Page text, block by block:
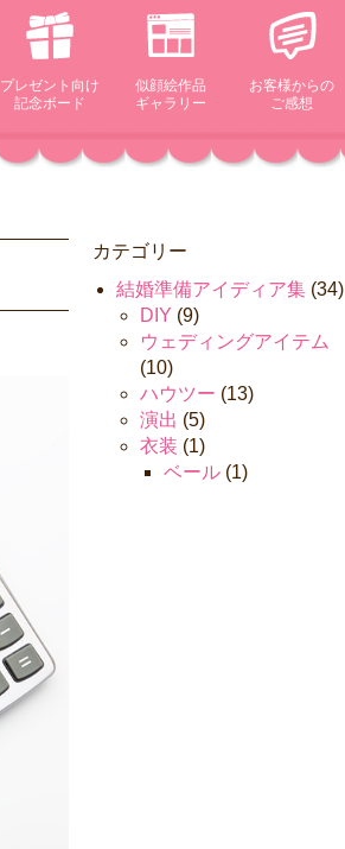
プレゼント向け
記念ボード
似顔絵作品
ギャラリー
お客様からの
ご感想
カテゴリー
結婚準備アイディア集 (34)
DIY (9)
ウェディングアイテム
(10)
ハウツー (13)
演出 (5)
衣装 (1)
ベール (1)